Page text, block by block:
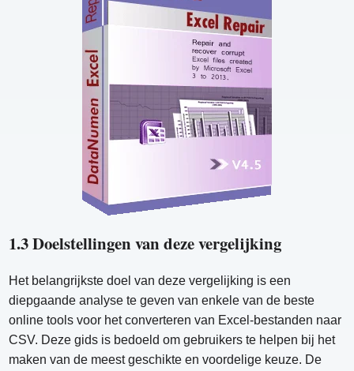
1.3 Doelstellingen van deze vergelijking
Het belangrijkste doel van deze vergelijking is een
diepgaande analyse te geven van enkele van de beste
online tools voor het converteren van Excel-bestanden naar
CSV. Deze gids is bedoeld om gebruikers te helpen bij het
maken van de meest geschikte en voordelige keuze. De